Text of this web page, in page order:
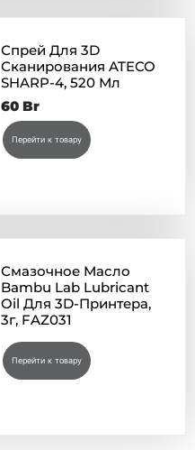
Спрей Для 3D
Сканирования ATECO
SHARP-4, 520 Мл
60 Br
Перейти к товару
Смазочное Масло
Bambu Lab Lubricant
Oil Для 3D-Принтера,
3г, FAZ031
Перейти к товару